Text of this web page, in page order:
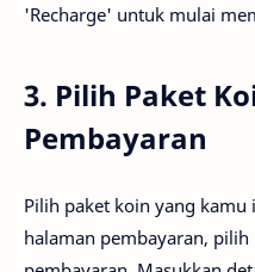
'Recharge' untuk mulai
3. Pilih Paket
Pembayaran
Pilih paket koin yang kamu
halaman pembayaran,